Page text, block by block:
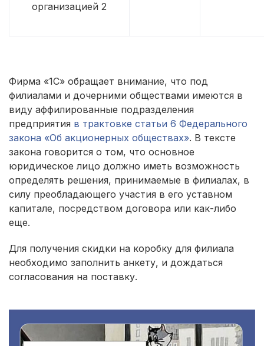
организацией 2
Фирма «1С» обращает внимание, что под
филиалами и дочерними обществами имеются в
виду аффилированные подразделения
предприятия в трактовке статьи 6 Федерального
закона «Об акционерных обществах». В тексте
закона говорится о том, что основное
юридическое лицо должно иметь возможность
определять решения, принимаемые в филиалах, в
силу преобладающего участия в его уставном
капитале, посредством договора или как-либо
еще.
Для получения скидки на коробку для филиала
необходимо заполнить анкету, и дождаться
согласования на поставку.